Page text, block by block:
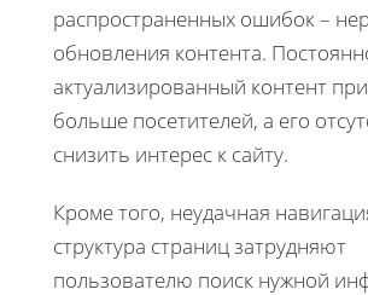
распространенных ошибок –
обновления контента.
актуализированный контент
больше посетителей, а его
снизить интерес к сайту.
Кроме того, неудачная
структура страниц затрудняют
пользователю поиск нужной